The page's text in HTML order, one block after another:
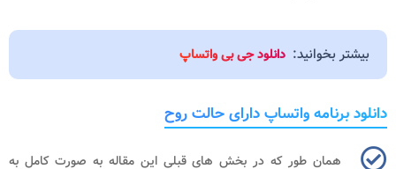
بیشتر بخوانید: دانلود جی بی واتساپ
دانلود برنامه واتساپ دارای حالت روح
همان طور که در بخش های قبلی این مقاله به صورت کامل به